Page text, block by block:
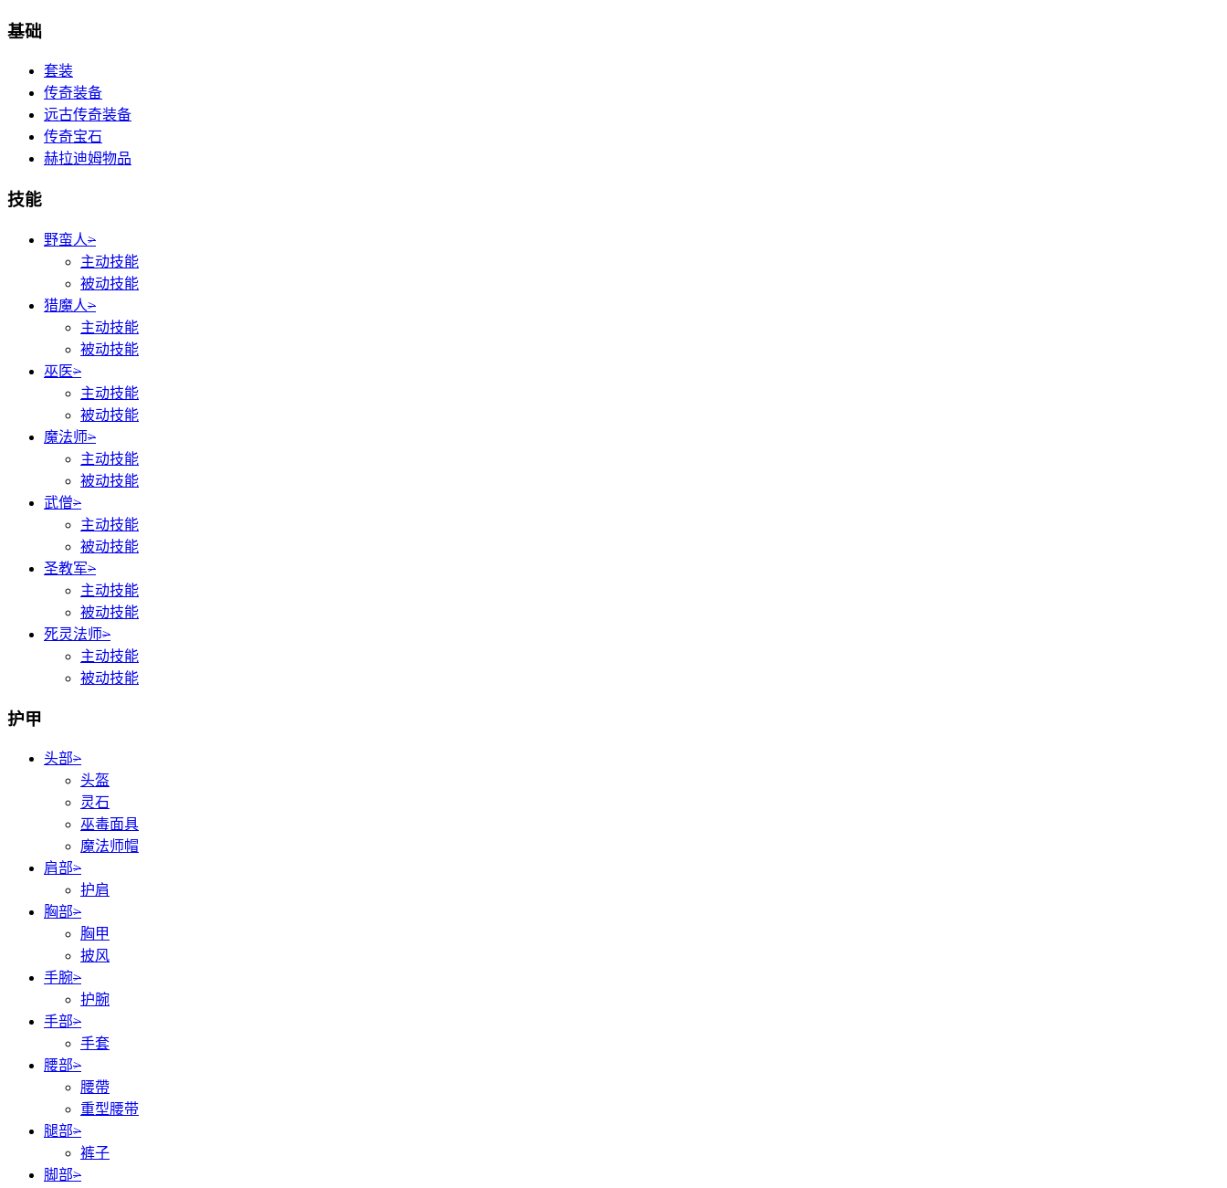
基础
套装
传奇装备
远古传奇装备
传奇宝石
赫拉迪姆物品
技能
野蛮人>
主动技能
被动技能
猎魔人>
主动技能
被动技能
巫医>
主动技能
被动技能
魔法师>
主动技能
被动技能
武僧>
主动技能
被动技能
圣教军>
主动技能
被动技能
死灵法师>
主动技能
被动技能
护甲
头部>
头盔
灵石
巫毒面具
魔法师帽
肩部>
护肩
胸部>
胸甲
披风
手腕>
护腕
手部>
手套
腰部>
腰帶
重型腰带
腿部>
裤子
脚部>